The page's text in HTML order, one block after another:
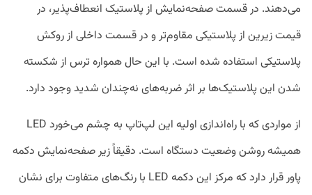
می‌دهند. در قسمت صفحه‌نمایش از پلاستیک انعطاف‌پذیر، در
قیمت زیرین از پلاستیکی مقاوم‌تر و در قسمت داخلی از روکش
پلاستیکی استفاده شده است. با این حال همواره ترس از شکسته
شدن این پلاستیک‌ها بر اثر ضربه‌های نه‌چندان شدید وجود دارد.
از مواردی که با راه‌اندازی اولیه این لپ‌تاپ به چشم می‌خورد LED
همیشه روشن وضعیت دستگاه است. دقیقاً زیر صفحه‌نمایش دکمه
پاور قرار دارد که مرکز این دکمه LED با رنگ‌های متفاوت برای نشان